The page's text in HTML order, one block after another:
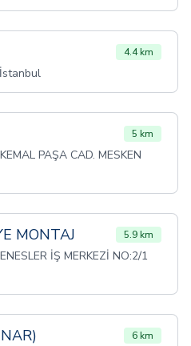
4.4 km
5 km
PAŞA CAD. MESKEN
MONTAJ 5.9 km
İŞ MERKEZİ NO:2/1
6 km